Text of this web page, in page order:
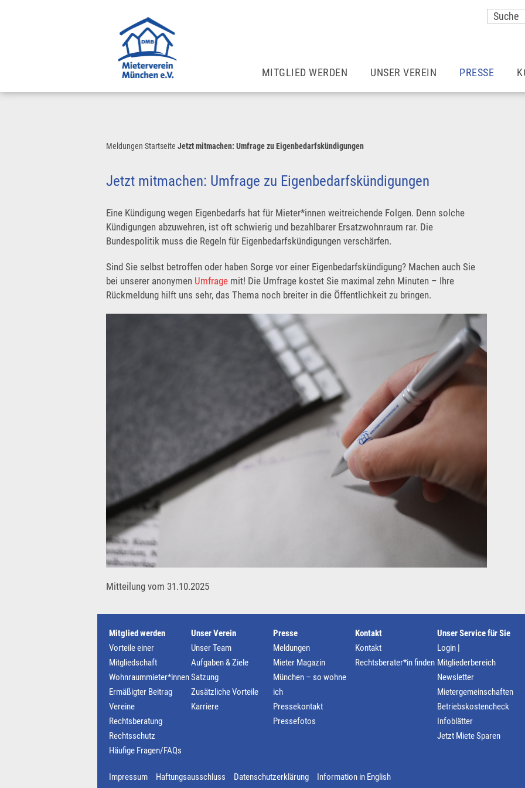
MITGLIED WERDEN
Wohnraummieter*innen
Ermäßigter Beitrag
Vereine
Rechtsberatung
Rechtsschutz
UNSER VEREIN
Satzung
Zusätzliche Vorteile
Karriere
PRESSE
Meldungen Startseite Jetzt mitmachen: Umfrage zu Eigenbedarfskündigungen
Jetzt mitmachen: Umfrage zu Eigenbedarfskündigungen
Eine Kündigung wegen Eigenbedarfs hat für Mieter*innen weitreichende Folgen. Denn solche
Kündigungen abzuwehren, ist oft schwierig und bezahlbarer Ersatzwohnraum rar. Die
Bundespolitik muss die Regeln für Eigenbedarfskündigungen verschärfen.
Sind Sie selbst betroffen oder haben Sorge vor einer Eigenbedarfskündigung? Machen auch Sie
bei unserer anonymen Umfrage mit! Die Umfrage kostet Sie maximal zehn Minuten – Ihre
Rückmeldung hilft uns sehr, das Thema noch breiter in die Öffentlichkeit zu bringen.
Mitteilung vom 31.10.2025
Mitglied werden
Vorteile einer
Mitgliedschaft
Wohnraummieter*innen
Ermäßigter Beitrag
Vereine
Rechtsberatung
Rechtsschutz
Häufige Fragen/FAQs
Unser Verein
Unser Team
Aufgaben & Ziele
Satzung
Zusätzliche Vorteile
Karriere
Presse
Meldungen
Mieter Magazin
München – so wohne
ich
Pressekontakt
Pressefotos
Kontakt
Kontakt
Rechtsberater*in finden
Unser Service für Sie
Login |
Mitgliederbereich
Newsletter
Mietergemeinschaften
Betriebskostencheck
Infoblätter
Jetzt Miete Sparen
Impressum Haftungsausschluss Datenschutzerklärung Information in English